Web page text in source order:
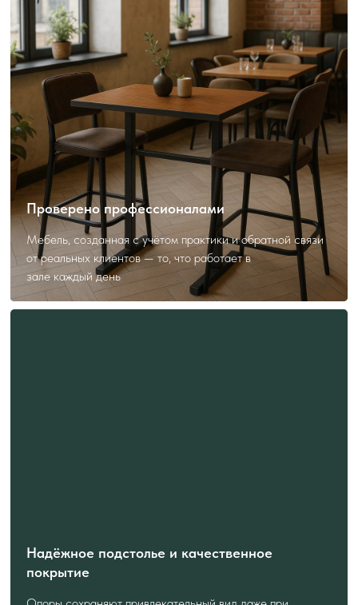
Проверено профессионалами
Мебель, созданная с учётом практики и обратной связи
от реальных клиентов — то, что работает в
зале каждый день
Надёжное подстолье и качественное
покрытие